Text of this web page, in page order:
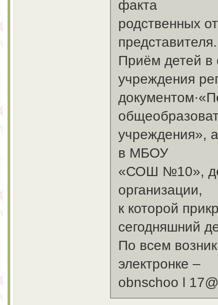
факта
родственных
представителя.
Приём детей в
учреждения
учреждения»,
в МБОУ
«СОШ №10»,
организации,
к которой
сегодняшний
По всем
электронке –
obnschoo l